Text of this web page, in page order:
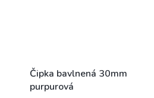
Čipka bavlnená 30mm
purpurová